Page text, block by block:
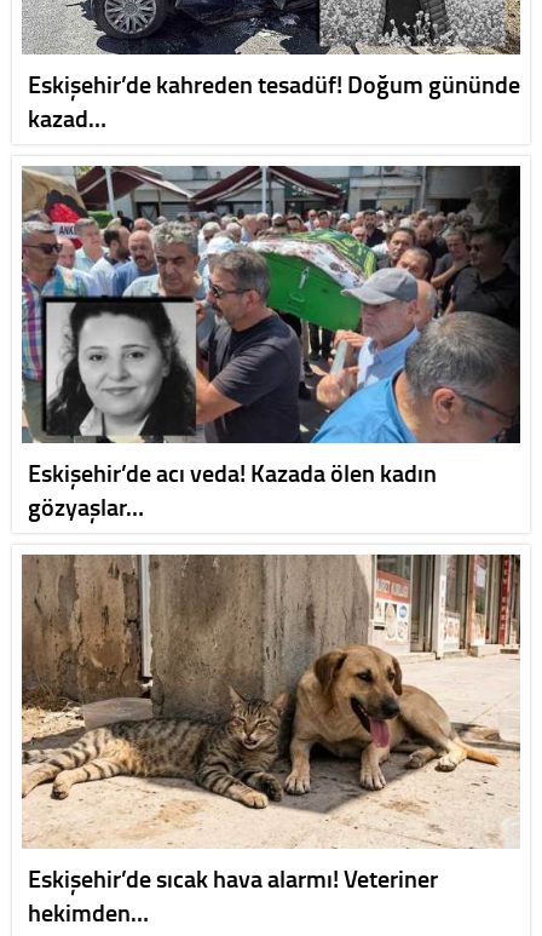
Eskişehir’de kahreden tesadüf! Doğum gününde
kazad…
Eskişehir’de acı veda! Kazada ölen kadın
gözyaşlar…
Eskişehir’de sıcak hava alarmı! Veteriner
hekimden…